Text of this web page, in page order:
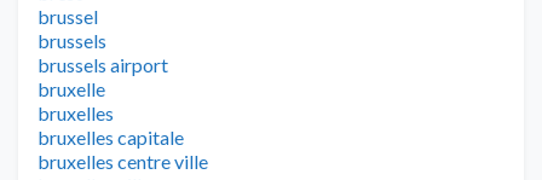
brussel
brussels
brussels airport
bruxelle
bruxelles
bruxelles capitale
bruxelles centre ville